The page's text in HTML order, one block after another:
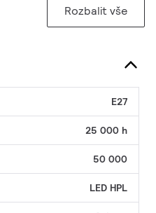
Rozbalit vše
E27
25 000 h
50 000
LED HPL